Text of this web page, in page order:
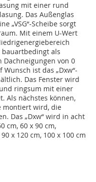
mit ­einer rund
Das Au­­­­­­ßenglas
„VSG“-Scheibe sorgt
Mit einem U-Wert
bauartbedingt als
von 0
ist das „Dxw“-
Das Fenster wird
ringsum mit einer
Als nächstes können,
montiert wird, die
Das „Dxw“ wird in acht
cm, 60 x 90 cm,
x 120 cm, 100 x 100 cm